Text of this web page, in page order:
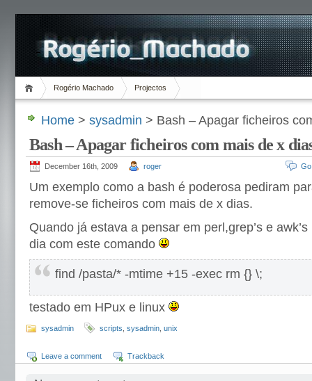
Rogério Machado Projectos
Home > sysadmin > Bash – Apagar ficheiros
Bash – Apagar ficheiros com mais de x
December 16th, 2009 roger
Um exemplo como a bash é poderosa pediram
remove-se ficheiros com mais de x dias.
Quando já estava a pensar em perl,grep’s e
dia com este comando
find /pasta/* -mtime +15 -exec rm {} \;
testado em HPux e linux
sysadmin scripts sysadmin unix
Leave a comment Trackback